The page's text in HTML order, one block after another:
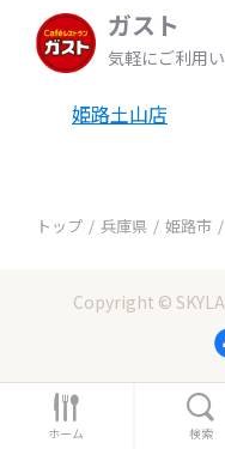
ガスト
気軽にご利用
姫路土山店
トップ 兵庫県 姫路市
Copyright ©
ホ
ー
ホーム 索
検索